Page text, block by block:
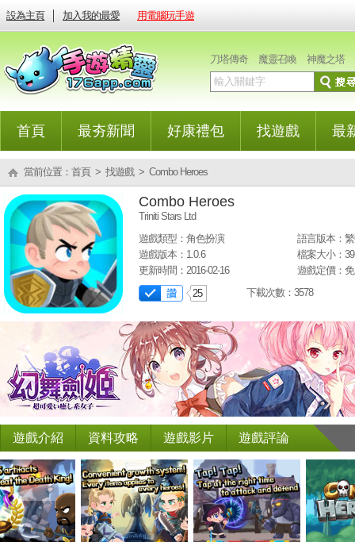
設為主頁 加入我的最愛 用電腦玩手遊
刀塔傳奇 魔靈召喚 神魔之塔
首頁 最夯新聞 好康禮包 找遊戲 最
當前位置： 首頁> 找遊戲> Combo Heroes
Combo Heroes
Triniti Stars Ltd
遊戲類型：角色扮演
語言版本：
遊戲版本：1.0.6
檔案大小：
更新時間：2016-02-16
遊戲定價：
25
下載次數： 3578
遊戲介紹 資料攻略 遊戲影片 遊戲評論